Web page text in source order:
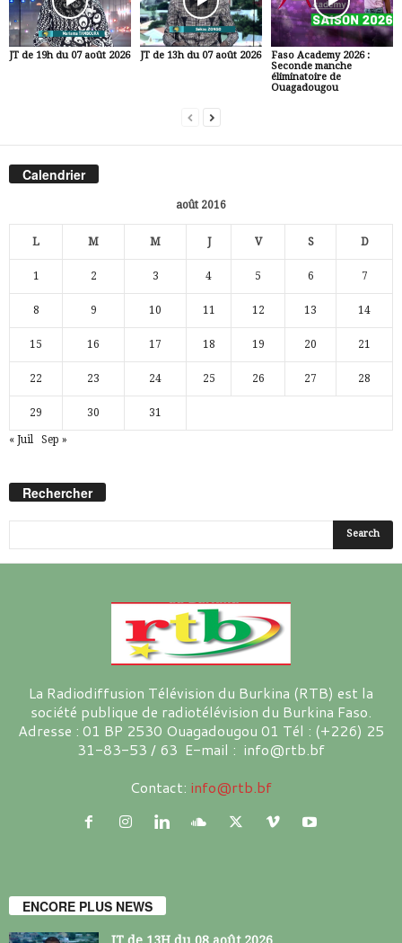
JT de 19h du 07 août 2026 JT de 13h du 07 août 2026
Faso Academy 2026 :
Seconde manche
éliminatoire de
Ouagadougou
Calendrier
août 2016
L M M J V S D
1 2 3 4 5 6 7
8 9 10 11 12 13 14
15 16 17 18 19 20 21
22 23 24 25 26 27 28
29 30 31
« Juil Sep »
Rechercher
La Radiodiffusion Télévision du Burkina (RTB) est la
société publique de radiotélévision du Burkina Faso.
Adresse : 01 BP 2530 Ouagadougou 01 Tél : (+226) 25
31-83-53 / 63 E-mail : info@rtb.bf
Contact: info@rtb.bf
ENCORE PLUS NEWS